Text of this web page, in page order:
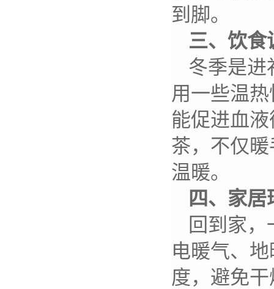
到脚。
三、饮食
冬季是进
用一些温
能促进血
茶，不仅
温暖。
四、家
回到家
电暖气、
度，避免